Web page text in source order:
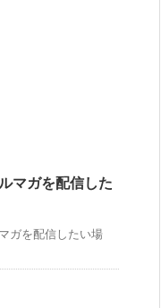
マガを配信した
ガを配信したい場